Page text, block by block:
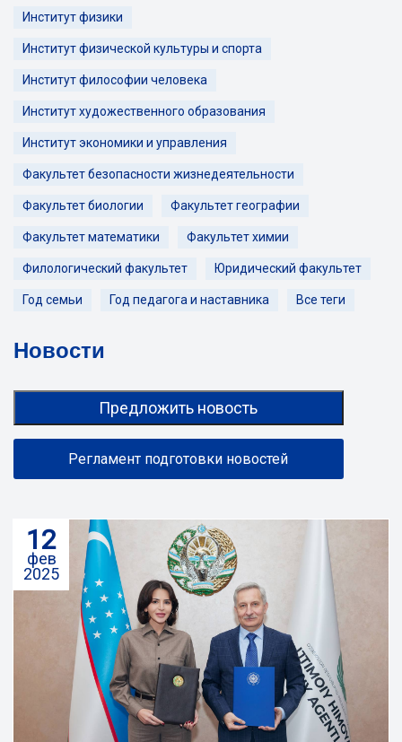
Институт физики
Институт физической культуры и спорта
Институт философии человека
Институт художественного образования
Институт экономики и управления
Факультет безопасности жизнедеятельности
Факультет биологии Факультет географии
Факультет математики Факультет химии
Филологический факультет Юридический факультет
Год семьи Год педагога и наставника Все теги
Новости
12
фев
2025
Предложить новость
Регламент подготовки новостей